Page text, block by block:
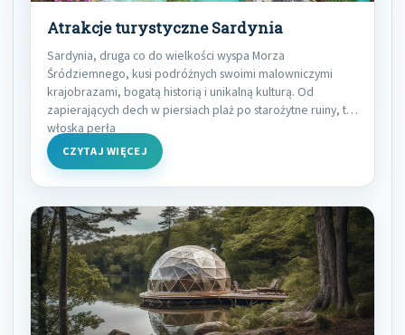
Atrakcje turystyczne Sardynia
Sardynia, druga co do wielkości wyspa Morza
Śródziemnego, kusi podróżnych swoimi malowniczymi
krajobrazami, bogatą historią i unikalną kulturą. Od
zapierających dech w piersiach plaż po starożytne ruiny, ta
włoska perła
CZYTAJ WIĘCEJ